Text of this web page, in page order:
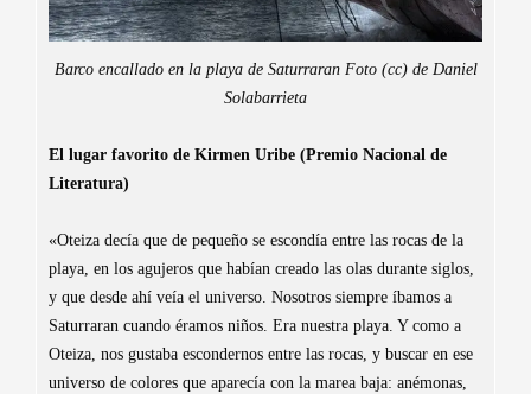
Barco encallado en la playa de Saturraran Foto (cc) de Daniel
Solabarrieta
El lugar favorito de Kirmen Uribe (Premio Nacional de
Literatura)
«Oteiza decía que de pequeño se escondía entre las rocas de la
playa, en los agujeros que habían creado las olas durante siglos,
y que desde ahí veía el universo. Nosotros siempre íbamos a
Saturraran cuando éramos niños. Era nuestra playa. Y como a
Oteiza, nos gustaba escondernos entre las rocas, y buscar en ese
universo de colores que aparecía con la marea baja: anémonas,